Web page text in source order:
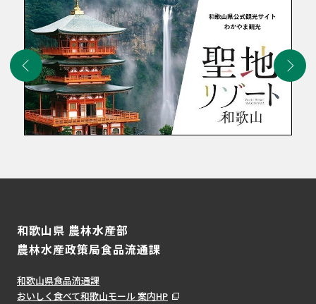
和歌山県 農林水産部
農林水産政策局食品流通課
和歌山県食品流通課
おいしく食べて和歌山モール 案内HP